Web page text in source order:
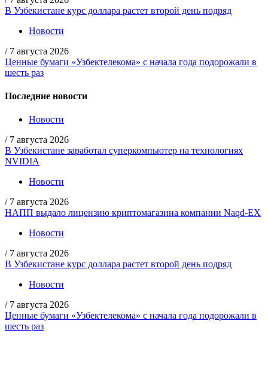
В Узбекистане курс доллара растет второй день подряд
Новости
/ 7 августа 2026
Ценные бумаги «Узбектелекома» с начала года подорожали в
шесть раз
Последние новости
Новости
/ 7 августа 2026
В Узбекистане заработал суперкомпьютер на технологиях
NVIDIA
Новости
/ 7 августа 2026
НАПП выдало лицензию криптомагазина компании Naqd-EX
Новости
/ 7 августа 2026
В Узбекистане курс доллара растет второй день подряд
Новости
/ 7 августа 2026
Ценные бумаги «Узбектелекома» с начала года подорожали в
шесть раз